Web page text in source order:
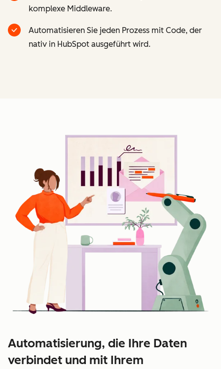
komplexe Middleware.
Automatisieren Sie jeden Prozess mit Code, der
nativ in HubSpot ausgeführt wird.
Automatisierung, die Ihre Daten
verbindet und mit Ihrem